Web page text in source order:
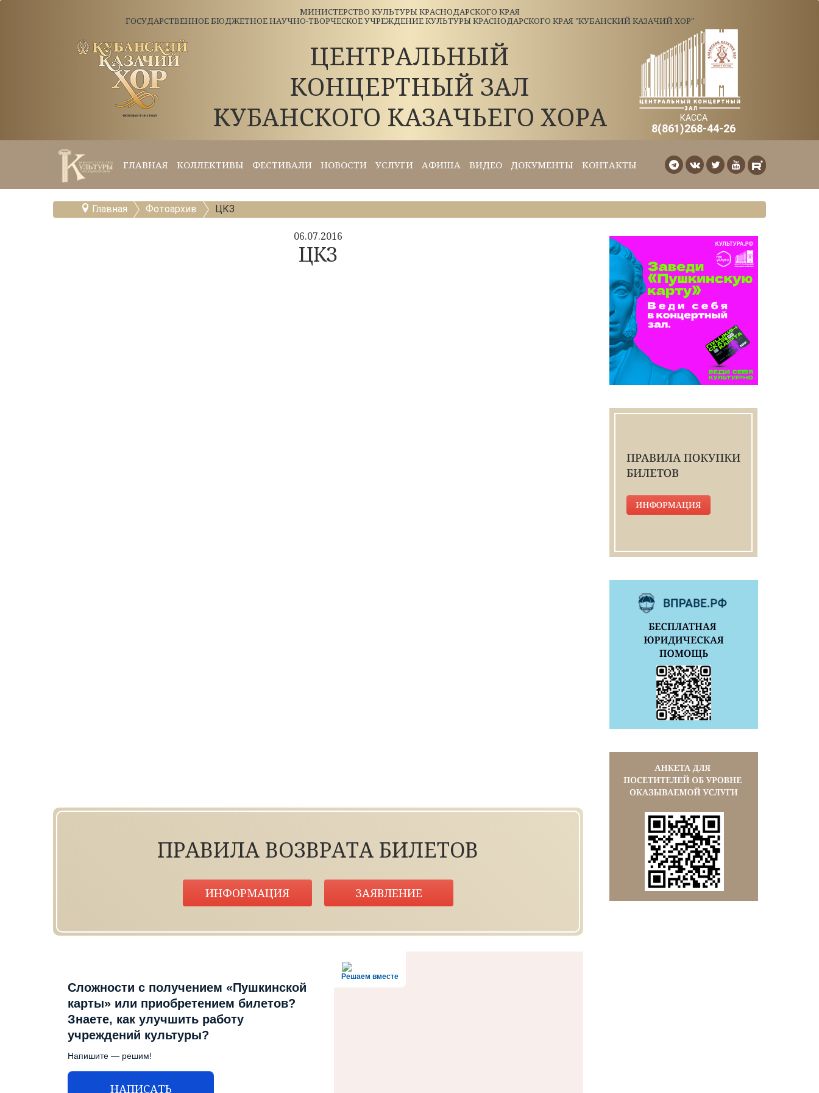
МИНИСТЕРСТВО КУЛЬТУРЫ КРАСНОДАРСКОГО КРАЯ
ГОСУДАРСТВЕННОЕ БЮДЖЕТНОЕ НАУЧНО-ТВОРЧЕСКОЕ УЧРЕЖДЕНИЕ КУЛЬТУРЫ КРАСНОДАРСКОГО КРАЯ "КУБАНСКИЙ КАЗАЧИЙ ХОР"
ЦЕНТРАЛЬНЫЙ
КОНЦЕРТНЫЙ ЗАЛ
КУБАНСКОГО КАЗАЧЬЕГО ХОРА
КАССА
8(861)268-44-26
ГЛАВНАЯ КОЛЛЕКТИВЫ ФЕСТИВАЛИ НОВОСТИ УСЛУГИ АФИША ВИДЕО ДОКУМЕНТЫ КОНТАКТЫ
Главная Фотоархив ЦКЗ
06.07.2016
ЦКЗ
ПРАВИЛА ВОЗВРАТА БИЛЕТОВ
ИНФОРМАЦИЯ ЗАЯВЛЕНИЕ
Решаем вместе
Сложности с получением «Пушкинской
карты» или приобретением билетов?
Знаете, как улучшить работу
учреждений культуры?
Напишите — решим!
НАПИСАТЬ